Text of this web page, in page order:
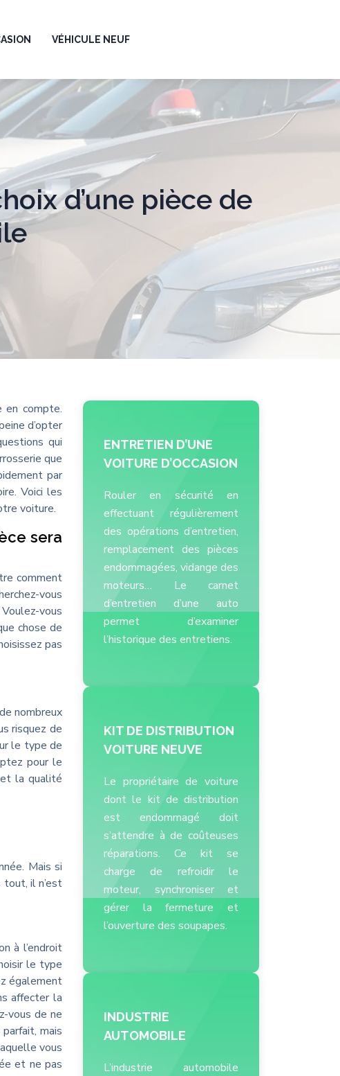
VÉHICULE NEUF
d’une pièce de
en compte.
d’opter
qui
que
par
Voici les
voiture.
sera
comment
vous
vous
chose de
pas
nombreux
risquez de
le type de
pour le
et la qualité
Mais si
il n’est
à l’endroit
le type
également
affecter la
vous de ne
mais
vous
et ne pas
ENTRETIEN D’UNE
VOITURE D’OCCASION
Rouler en sécurité en
effectuant régulièrement
des opérations d’entretien,
remplacement des pièces
endommagées, vidange des
moteurs… Le carnet
d’entretien d’une auto
permet d’examiner
l’historique des entretiens.
KIT DE DISTRIBUTION
VOITURE NEUVE
Le propriétaire de voiture
dont le kit de distribution
est endommagé doit
s’attendre à de coûteuses
réparations. Ce kit se
charge de refroidir le
moteur, synchroniser et
gérer la fermeture et
l’ouverture des soupapes.
INDUSTRIE
AUTOMOBILE
L’industrie automobile